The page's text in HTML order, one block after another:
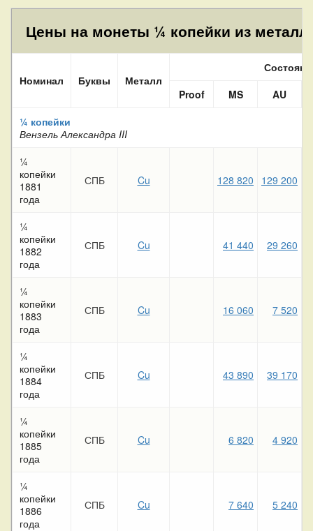
Цены на монеты ¼ копейки из
Номинал Буквы Металл
Proof
MS
AU
¼ копейки
Вензель Александра III
¼
копейки
1881
года
СПБ Cu 128 820 129 200
¼
копейки
1882
года
СПБ Cu 41 440 29 260
¼
копейки
1883
года
СПБ Cu 16 060 7 520
¼
копейки
1884
года
СПБ Cu 43 890 39 170
¼
копейки
1885
года
СПБ Cu 6 820 4 920
¼
копейки
1886
года
СПБ Cu 7 640 5 240